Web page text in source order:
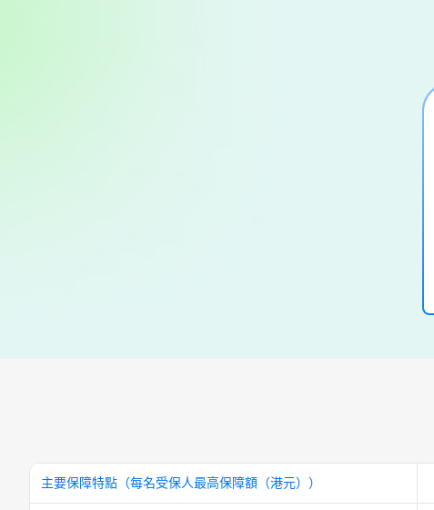
主要保障特點（每名受保人最高保障額（港元））